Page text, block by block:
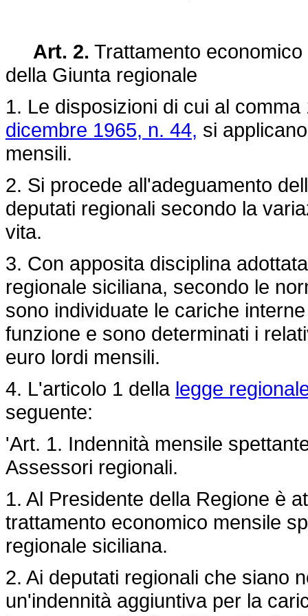
Art. 2. Trattamento
della Giunta regionale
1. Le disposizioni di cui al
dicembre 1965, n. 44, si
mensili.
2. Si procede all'adeguamento
deputati regionali secondo la
vita.
3. Con apposita disciplina
regionale siciliana, secondo le
sono individuate le cariche
funzione e sono determinati i
euro lordi mensili.
4. L'articolo 1 della legge
seguente:
'Art. 1. Indennità mensile
Assessori regionali.
1. Al Presidente della Regione è
trattamento economico mensile
regionale siciliana.
2. Ai deputati regionali che siano
un'indennità aggiuntiva per la